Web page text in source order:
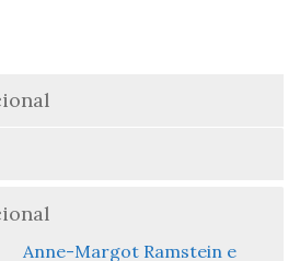
Anne-Margot Ramstein e